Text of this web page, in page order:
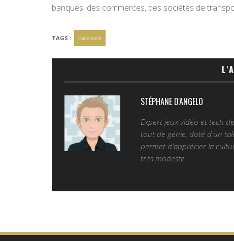
banques, des commerces, des sociétés de
TAGS : Facebook
STÉPHANE D'ANGELO
Expert jeux vidéo et tech
tout de génie, doté d'un
permet d'apprécier la
très modeste...